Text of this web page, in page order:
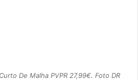
De Malha PVPR 27,99€. Foto DR